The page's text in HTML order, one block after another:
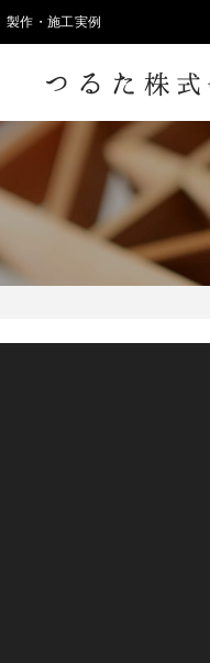
製作・施工実例